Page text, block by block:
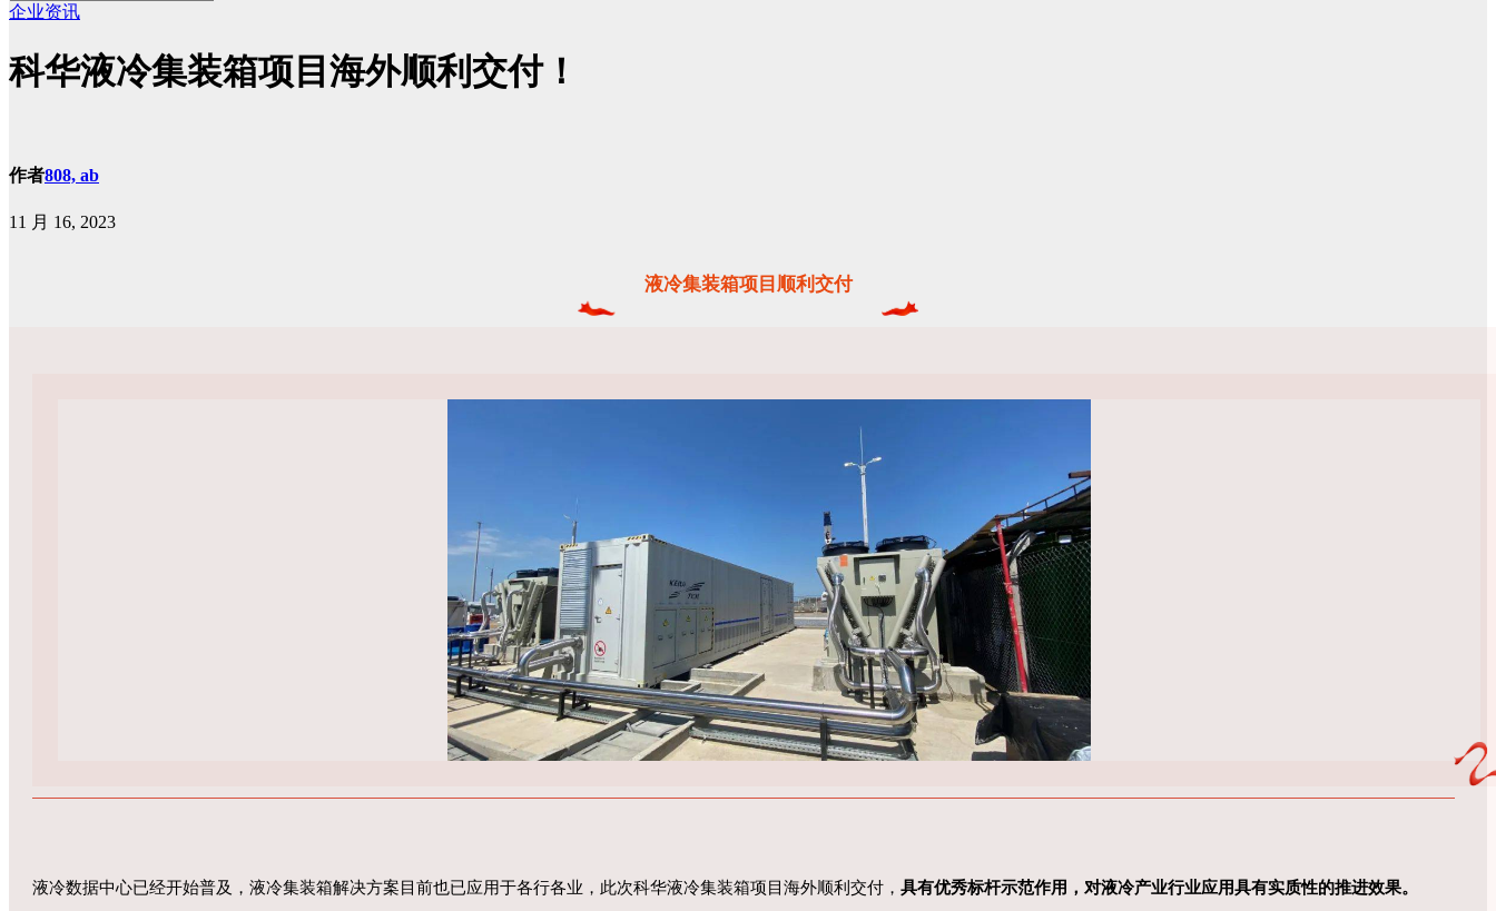
企业资讯
科华液冷集装箱项目海外顺利交付！
作者808, ab
11 月 16, 2023
液冷集装箱项目顺利交付
液冷数据中心已经开始普及，液冷集装箱解决方案目前也已应用于各行各业，此次科华液冷集装箱项目海外顺利交付， 具有优秀标杆示范作用，对液冷产业行业应用具有实质性的推进效果。